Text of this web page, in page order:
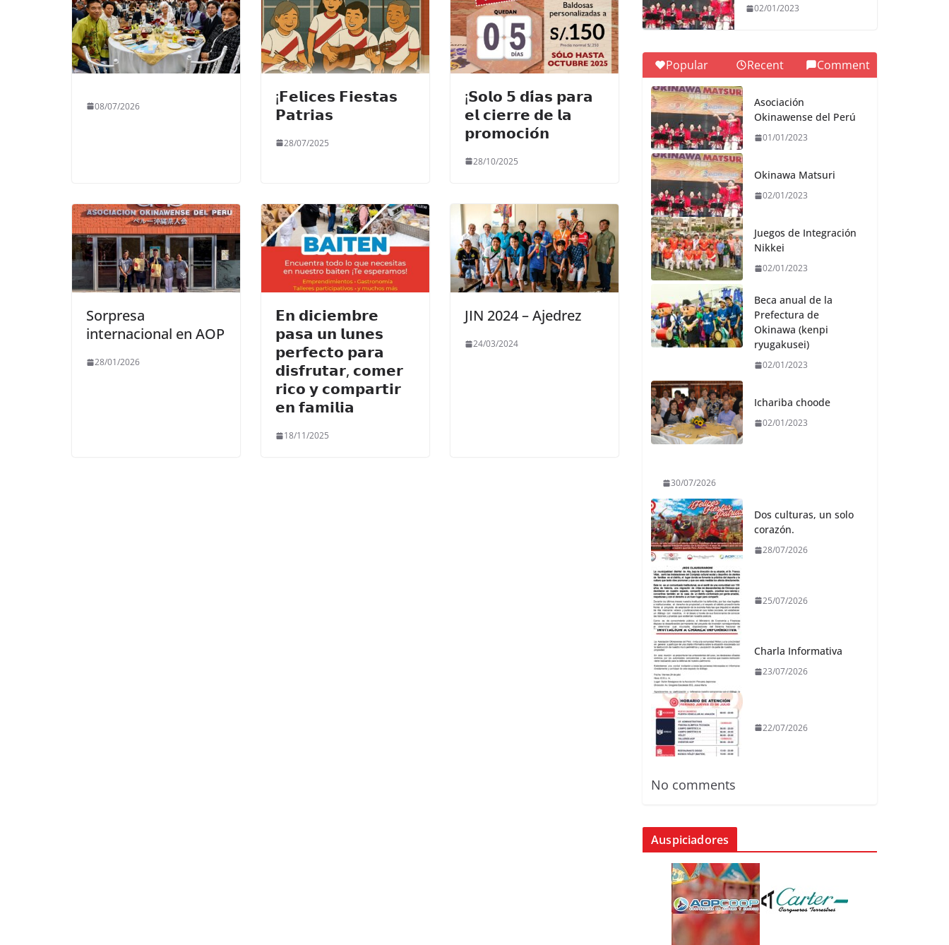
08/07/2026
¡𝗙𝗲𝗹𝗶𝗰𝗲𝘀 𝗙𝗶𝗲𝘀𝘁𝗮𝘀
𝗣𝗮𝘁𝗿𝗶𝗮𝘀
28/07/2025
¡𝗦𝗼𝗹𝗼 𝟱 𝗱𝗶́𝗮𝘀 𝗽𝗮𝗿𝗮
𝗲𝗹 𝗰𝗶𝗲𝗿𝗿𝗲 𝗱𝗲 𝗹𝗮
𝗽𝗿𝗼𝗺𝗼𝗰𝗶𝗼́𝗻
28/10/2025
Sorpresa
internacional en AOP
28/01/2026
𝗘𝗻 𝗱𝗶𝗰𝗶𝗲𝗺𝗯𝗿𝗲
𝗽𝗮𝘀𝗮 𝘂𝗻 𝗹𝘂𝗻𝗲𝘀
𝗽𝗲𝗿𝗳𝗲𝗰𝘁𝗼 𝗽𝗮𝗿𝗮
𝗱𝗶𝘀𝗳𝗿𝘂𝘁𝗮𝗿, 𝗰𝗼𝗺𝗲𝗿
𝗿𝗶𝗰𝗼 𝘆 𝗰𝗼𝗺𝗽𝗮𝗿𝘁𝗶𝗿
𝗲𝗻 𝗳𝗮𝗺𝗶𝗹𝗶𝗮
18/11/2025
JIN 2024 – Ajedrez
24/03/2024
02/01/2023
Popular Recent Comment
Asociación
Okinawense del Perú
01/01/2023
Okinawa Matsuri
02/01/2023
Juegos de Integración
Nikkei
02/01/2023
Beca anual de la
Prefectura de
Okinawa (kenpi
ryugakusei)
02/01/2023
Ichariba choode
02/01/2023
30/07/2026
Dos culturas, un solo
corazón.
28/07/2026
25/07/2026
Charla Informativa
23/07/2026
22/07/2026
No comments
Auspiciadores